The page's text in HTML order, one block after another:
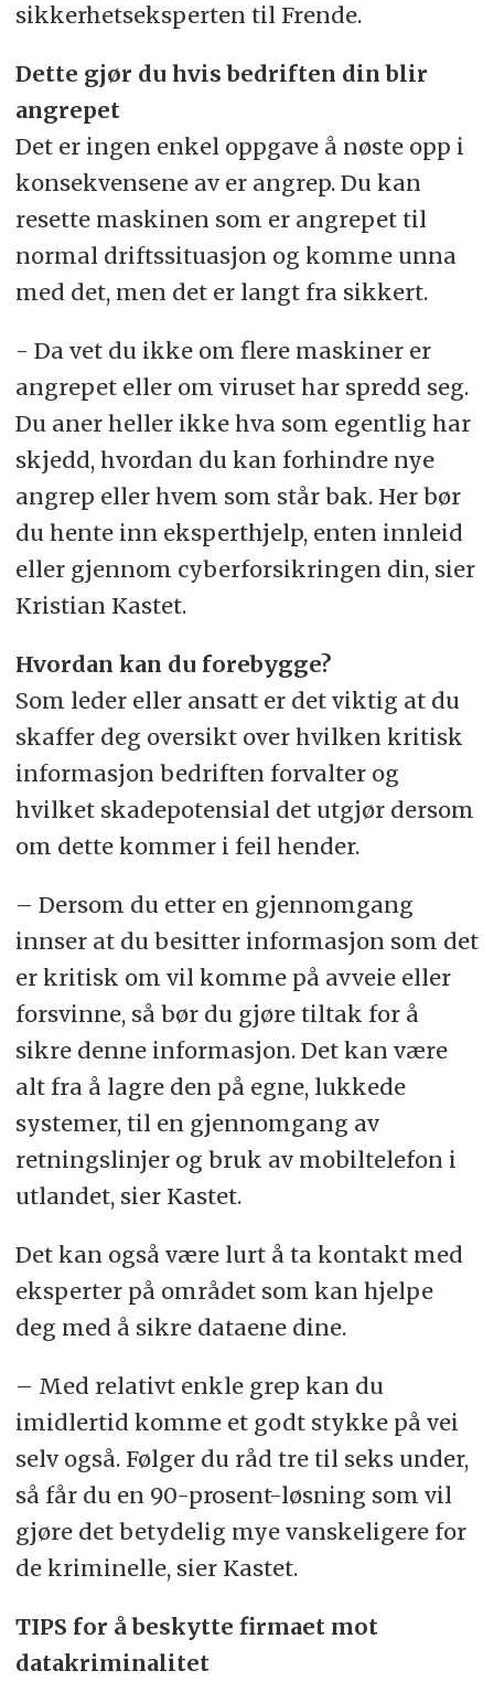
sikkerhetseksperten til Frende.
Dette gjør du hvis bedriften din blir
angrepet
Det er ingen enkel oppgave å nøste opp i
konsekvensene av er angrep. Du kan
resette maskinen som er angrepet til
normal driftssituasjon og komme unna
med det, men det er langt fra sikkert.
- Da vet du ikke om flere maskiner er
angrepet eller om viruset har spredd seg.
Du aner heller ikke hva som egentlig har
skjedd, hvordan du kan forhindre nye
angrep eller hvem som står bak. Her bør
du hente inn eksperthjelp, enten innleid
eller gjennom cyberforsikringen din, sier
Kristian Kastet.
Hvordan kan du forebygge?
Som leder eller ansatt er det viktig at du
skaffer deg oversikt over hvilken kritisk
informasjon bedriften forvalter og
hvilket skadepotensial det utgjør dersom
om dette kommer i feil hender.
– Dersom du etter en gjennomgang
innser at du besitter informasjon som det
er kritisk om vil komme på avveie eller
forsvinne, så bør du gjøre tiltak for å
sikre denne informasjon. Det kan være
alt fra å lagre den på egne, lukkede
systemer, til en gjennomgang av
retningslinjer og bruk av mobiltelefon i
utlandet, sier Kastet.
Det kan også være lurt å ta kontakt med
eksperter på området som kan hjelpe
deg med å sikre dataene dine.
– Med relativt enkle grep kan du
imidlertid komme et godt stykke på vei
selv også. Følger du råd tre til seks under,
så får du en 90-prosent-løsning som vil
gjøre det betydelig mye vanskeligere for
de kriminelle, sier Kastet.
TIPS for å beskytte firmaet mot
datakriminalitet